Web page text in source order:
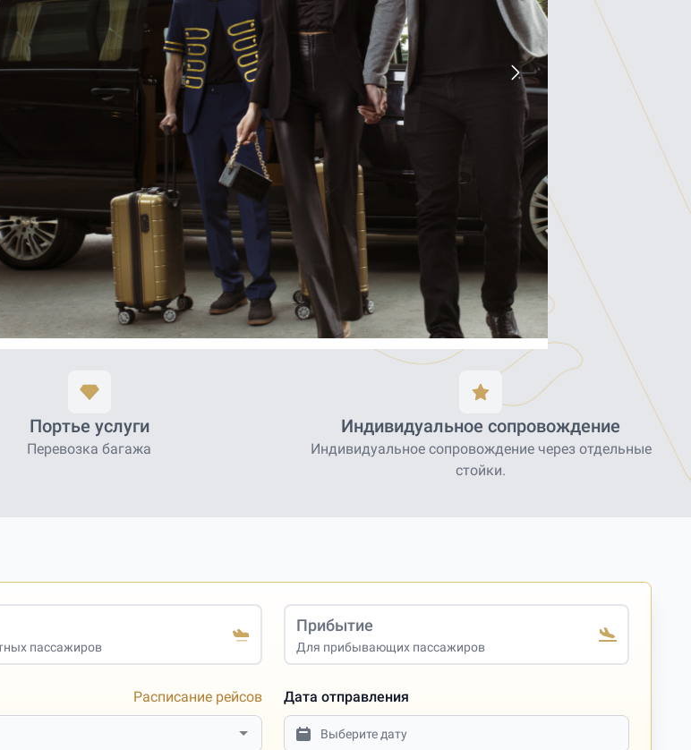
Портье услуги
Перевозка багажа
Индивидуальное сопровождение
Индивидуальное сопровождение через отдельные
стойки.
пассажиров
Прибытие
Для прибывающих пассажиров
Расписание рейсов Дата отправления